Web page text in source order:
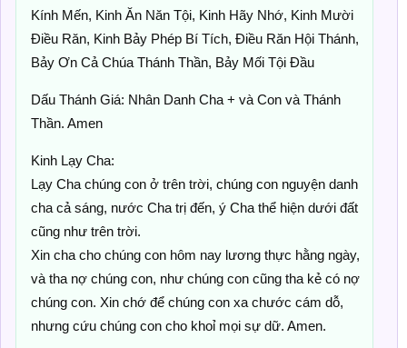
Kính Mến, Kinh Ăn Năn Tội, Kinh Hãy Nhớ, Kinh Mười
Điều Răn, Kinh Bảy Phép Bí Tích, Điều Răn Hội Thánh,
Bảy Ơn Cả Chúa Thánh Thần, Bảy Mối Tội Đầu
Dấu Thánh Giá: Nhân Danh Cha + và Con và Thánh
Thần. Amen
Kinh Lạy Cha:
Lạy Cha chúng con ở trên trời, chúng con nguyện danh
cha cả sáng, nước Cha trị đến, ý Cha thể hiện dưới đất
cũng như trên trời.
Xin cha cho chúng con hôm nay lương thực hằng ngày,
và tha nợ chúng con, như chúng con cũng tha kẻ có nợ
chúng con. Xin chớ để chúng con xa chước cám dỗ,
nhưng cứu chúng con cho khoỉ mọi sự dữ. Amen.